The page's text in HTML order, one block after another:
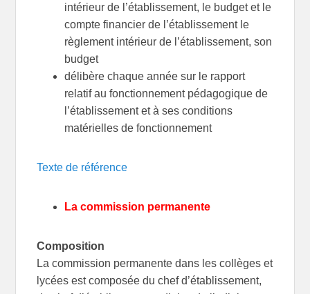
intérieur de l’établissement, le budget et le
compte financier de l’établissement le
règlement intérieur de l’établissement, son
budget
délibère chaque année sur le rapport
relatif au fonctionnement pédagogique de
l’établissement et à ses conditions
matérielles de fonctionnement
Texte de référence
La commission permanente
Composition
La commission permanente dans les collèges et
lycées est composée du chef d’établissement,